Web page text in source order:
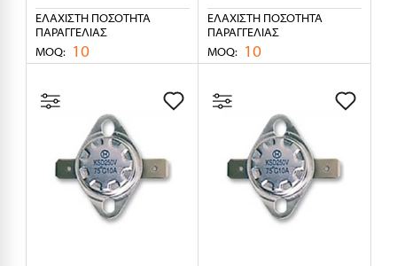
ΕΛΆΧΙΣΤΗ ΠΟΣΌΤΗΤΑ
ΠΑΡΑΓΓΕΛΊΑΣ
MOQ: 10
ΕΛΆΧΙΣΤΗ ΠΟΣΌΤΗΤΑ
ΠΑΡΑΓΓΕΛΊΑΣ
MOQ: 10